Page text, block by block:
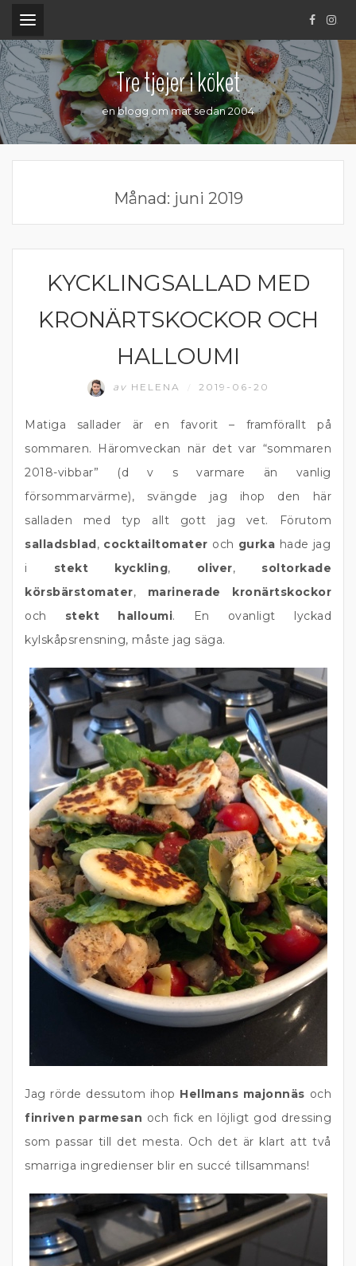
.
Tre tjejer i köket
en blogg om mat sedan 2004
Månad: juni 2019
DIPP OCH RÖROR
KYCKLINGSALLAD MED
KRONÄRTSKOCKOR OCH
HALLOUMI
av HELENA 2019-06-20
Matiga sallader är en favorit – framförallt på
sommaren. Häromveckan när det var “sommaren
2018-vibbar” (d v s varmare än vanlig
försommarvärme), svängde jag ihop den här
salladen med typ allt gott jag vet. Förutom
salladsblad, cocktailtomater och gurka hade jag
i stekt kyckling, oliver, soltorkade
körsbärstomater, marinerade kronärtskockor
och stekt halloumi. En ovanligt lyckad
kylskåpsrensning, måste jag säga.
Jag rörde dessutom ihop Hellmans majonnäs och
finriven parmesan och fick en löjligt god dressing
som passar till det mesta. Och det är klart att två
smarriga ingredienser blir en succé tillsammans!